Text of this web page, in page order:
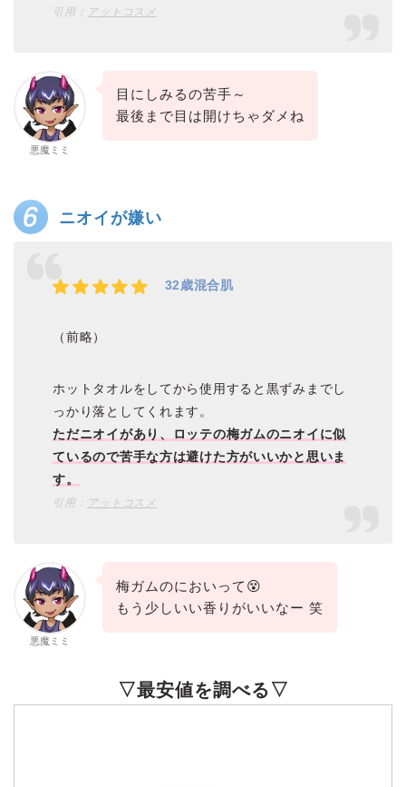
引用： アットコスメ
悪魔ミミ
目にしみるの苦手～
最後まで目は開けちゃダメね
ニオイが嫌い
32歳混合肌
（前略）
ホットタオルをしてから使用すると黒ずみまでし
っかり落としてくれます。
ただニオイがあり、ロッテの梅ガムのニオイに似
ているので苦手な方は避けた方がいいかと思いま
す。
引用： アットコスメ
悪魔ミミ
梅ガムのにおいって😵
もう少しいい香りがいいなー 笑
▽最安値を調べる▽